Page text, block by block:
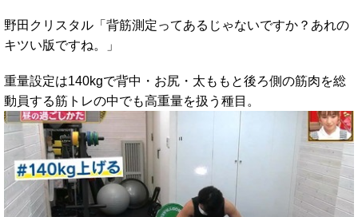
野田クリスタル「背筋測定ってあるじゃないですか？あれの
キツい版ですね。」
重量設定は140kgで背中・お尻・太ももと後ろ側の筋肉を総
動員する筋トレの中でも高重量を扱う種目。